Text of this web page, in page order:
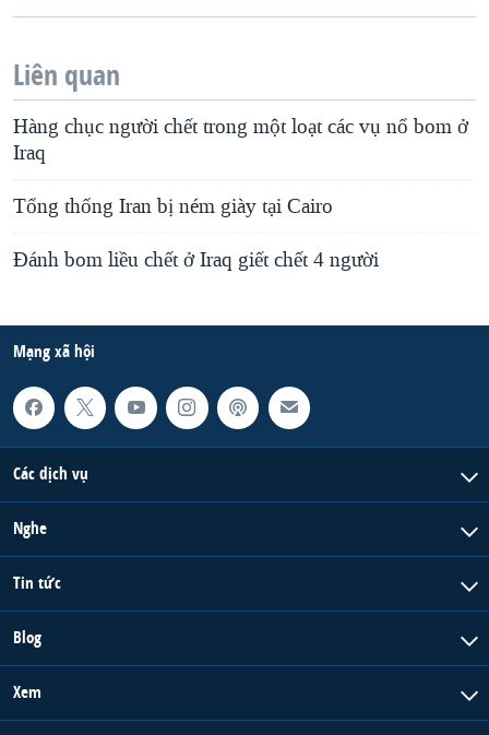
Liên quan
Hàng chục người chết trong một loạt các vụ nổ bom ở
Iraq
Tổng thống Iran bị ném giày tại Cairo
Ðánh bom liều chết ở Iraq giết chết 4 người
Mạng xã hội
Các dịch vụ
Nghe
Tin tức
Blog
Xem